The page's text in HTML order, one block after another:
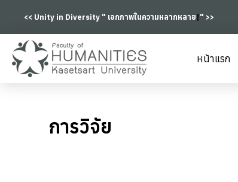
<< Unity in Diversity " เอกภาพในความหลากหล|" >>
หน้าแรก
การวิจัย